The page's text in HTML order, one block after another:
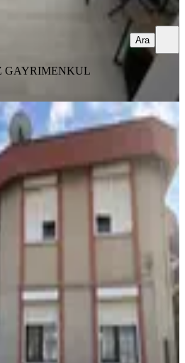
GAYRIMENKUL
Ara
Tuzla Postane Mahallesi'nde
2+1 - Konut Veya
Mahallesi
Hande Kocaman